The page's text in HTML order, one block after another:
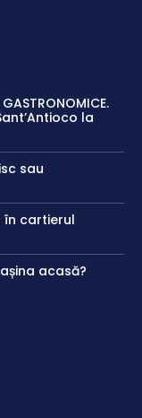
la
sau
în cartierul
acasă?